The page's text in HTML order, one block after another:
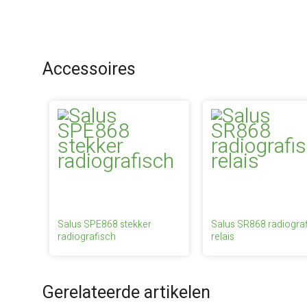
Accessoires
Salus SPE868 stekker
radiografisch
Salus SR868
relais
Gerelateerde artikelen